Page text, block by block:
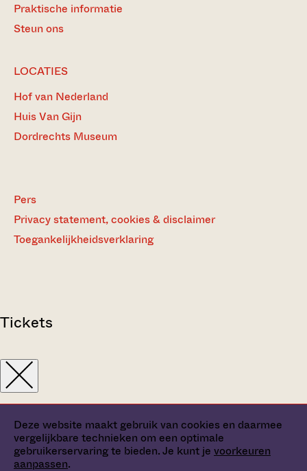
Deze website maakt gebruik van cookies en daarmee
vergelijkbare technieken om een optimale
gebruikerservaring te bieden. Je kunt je voorkeuren
aanpassen.
Praktische informatie
Steun ons
LOCATIES
Hof van Nederland
Huis Van Gijn
Dordrechts Museum
Pers
Privacy statement, cookies & disclaimer
Toegankelijkheidsverklaring
Tickets